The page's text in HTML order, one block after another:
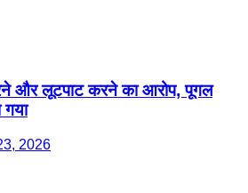
और लूटपाट करने का आरोप, पूगल
गया
2026